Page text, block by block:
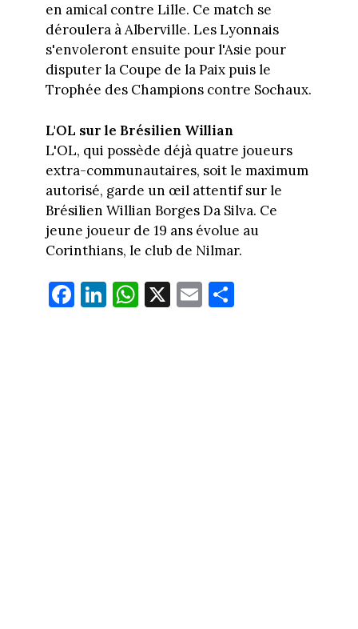
en amical contre Lille. Ce match se
déroulera à Alberville. Les Lyonnais
s'envoleront ensuite pour l'Asie pour
disputer la Coupe de la Paix puis le
Trophée des Champions contre Sochaux.
L'OL sur le Brésilien Willian
L'OL, qui possède déjà quatre joueurs
extra-communautaires, soit le maximum
autorisé, garde un œil attentif sur le
Brésilien Willian Borges Da Silva. Ce
jeune joueur de 19 ans évolue au
Corinthians, le club de Nilmar.
Fa
ce
Li
nk
W
ha
X E
m
Pa